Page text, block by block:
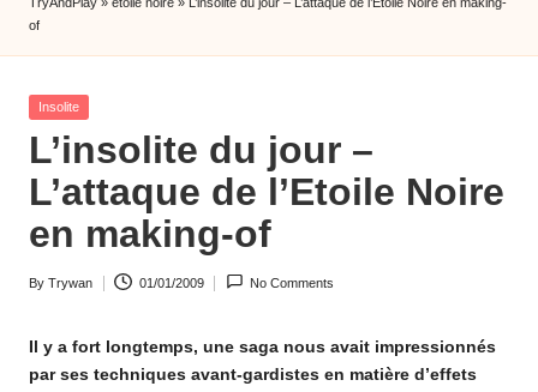
A
n
d
P
la
y.
m
of
Posted
Insolite
L’insolite du jour –
L’attaque de l’Etoile Noire
en making-of
Posted
By Trywan 01/01/2009 No Comments
Il y a fort longtemps, une saga nous avait impressionnés
par ses techniques avant-gardistes en matière d’effets